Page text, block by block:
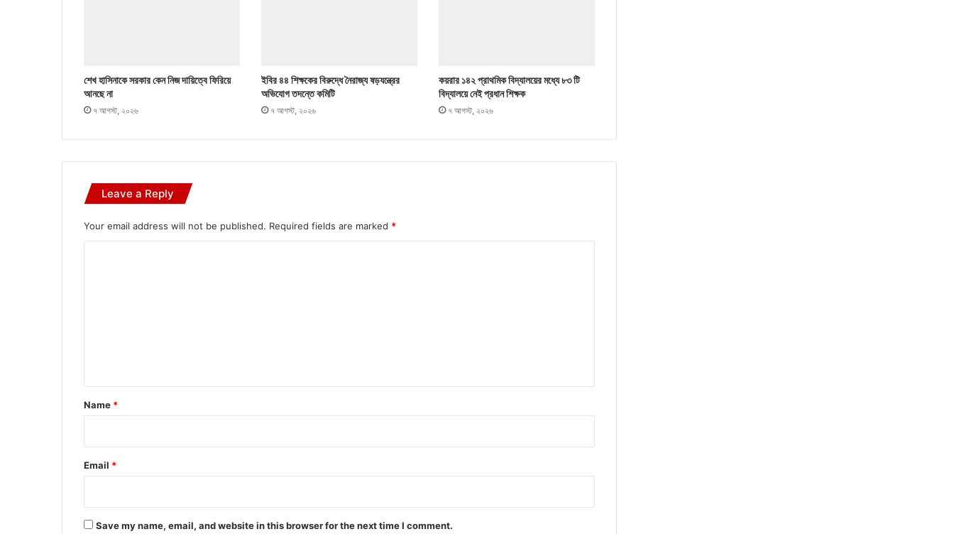
শেখ হাসিনাকে সরকার কেন নিজ দায়িত্বে ফিরিয়ে
আনছে না
৭ আগস্ট, ২০২৬
ইবির ৪৪ শিক্ষকের বিরুদ্ধে নৈরাজ্য ষড়যন্ত্রের
অভিযোগ তদন্তে কমিটি
৭ আগস্ট, ২০২৬
কয়রার ১৪২ প্রাথমিক বিদ্যালয়ের মধ্যে ৮৩ টি
বিদ্যালয়ে নেই প্রধান শিক্ষক
৭ আগস্ট, ২০২৬
Leave a Reply
Your email address will not be published. Required fields are marked *
*
Name *
Email *
Save my name, email, and website in this browser for the next time I comment.